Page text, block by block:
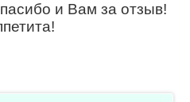
и Вам за отзыв!